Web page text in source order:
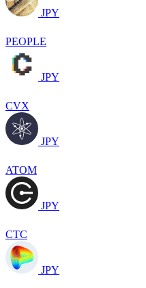
JPY
PEOPLE
JPY
CVX
JPY
ATOM
JPY
CTC
JPY